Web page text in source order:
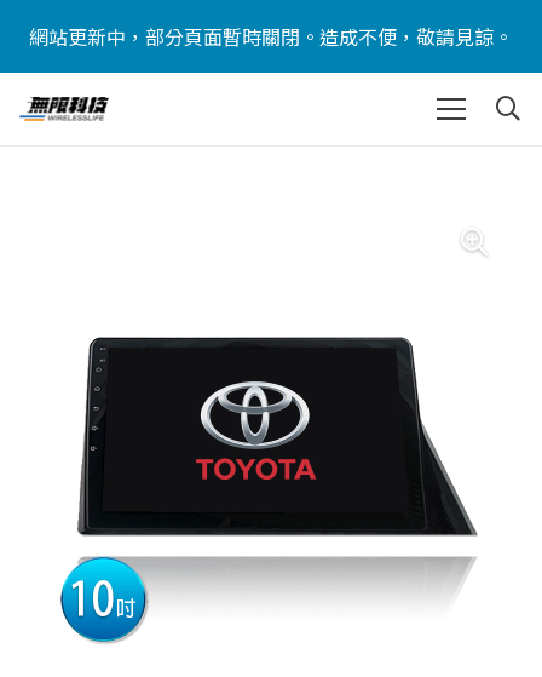
網站更新中，部分頁面暫時關閉。造成不便，敬請見諒。